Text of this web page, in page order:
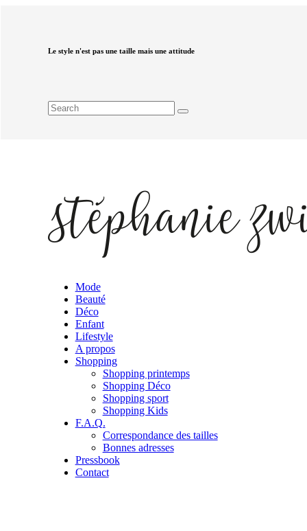
Le style n'est pas une taille mais une attitude
Mode
Beauté
Déco
Enfant
Lifestyle
A propos
Shopping
Shopping printemps
Shopping Déco
Shopping sport
Shopping Kids
F.A.Q.
Correspondance des tailles
Bonnes adresses
Pressbook
Contact